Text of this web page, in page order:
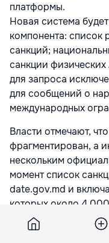
платформы.
Новая система
компонента:
санкций;
санкции
для запроса
для сообщений о
международных
Власти отмечают,
фрагментирован, а
нескольким
момент список
date.gov.md и
которых около 4
Проект является